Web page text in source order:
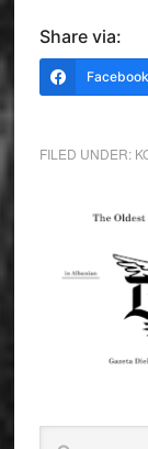
Share via:
Facebook
FILED UNDER: